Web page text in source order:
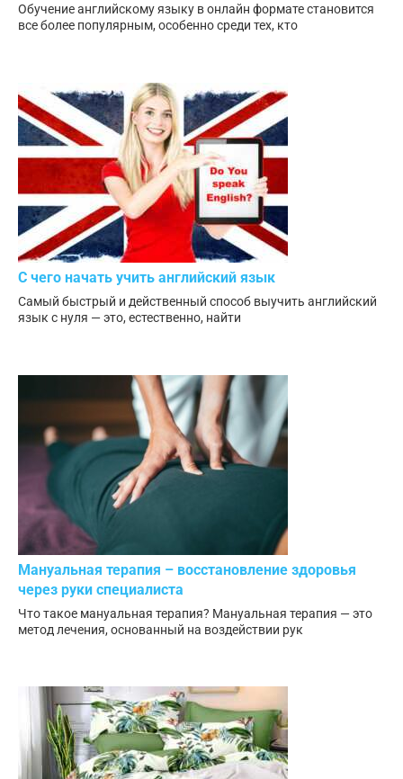
Обучение английскому языку в онлайн формате становится
все более популярным, особенно среди тех, кто
С чего начать учить английский язык
Самый быстрый и действенный способ выучить английский
язык с нуля — это, естественно, найти
Мануальная терапия – восстановление здоровья
через руки специалиста
Что такое мануальная терапия? Мануальная терапия — это
метод лечения, основанный на воздействии рук